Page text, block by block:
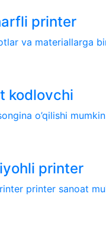
printer
va materiallarga
kodlovchi
o’qilishi
printer
printer sanoat